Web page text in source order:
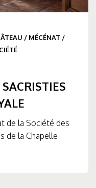
/ MÉCÉNAT /
de la Société des
de la Chapelle